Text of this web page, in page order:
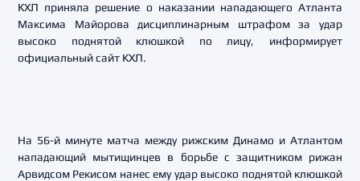
КХЛ приняла решение о наказании нападающего Атланта
Максима Майорова дисциплинарным штрафом за удар
высоко поднятой клюшкой по лицу, информирует
официальный сайт КХЛ.
На 56-й минуте матча между рижским Динамо и Атлантом
нападающий мытищинцев в борьбе с защитником рижан
Арвидсом Рекисом нанес ему удар высоко поднятой клюшкой